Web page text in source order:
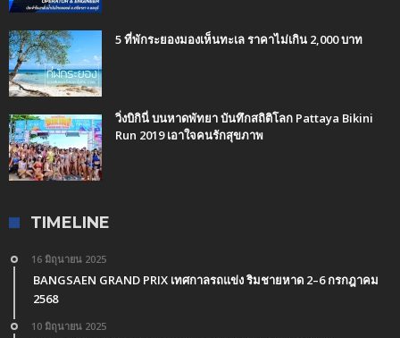
5 ที่พักระยองมองเห็นทะเล ราคาไม่เกิน 2,000 บาท
วิ่งบิกินี่ บนหาดพัทยา บันทึกสถิติโลก Pattaya Bikini
Run 2019 เอาใจคนรักสุขภาพ
TIMELINE
16 มิถุนายน 2025
BANGSAEN GRAND PRIX เทศกาลรถแข่ง ริมชายหาด 2–6 กรกฎาคม
2568
10 มิถุนายน 2025